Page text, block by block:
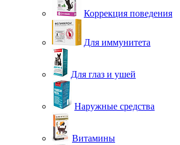
Коррекция поведения
Для иммунитета
Для глаз и ушей
Наружные средства
Витамины